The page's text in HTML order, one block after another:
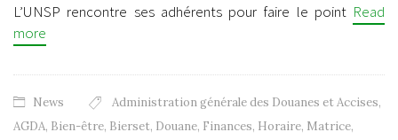
L’UNSP rencontre ses adhérents pour faire le point Read
more
News Administration générale des Douanes et Accises,
AGDA, Bien-être, Bierset, Douane, Finances, Horaire, Matrice,